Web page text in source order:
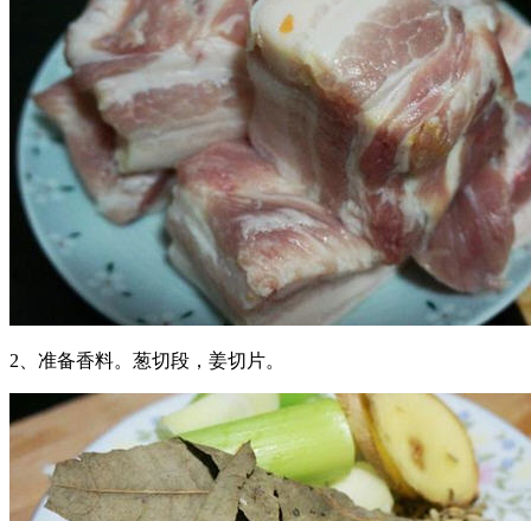
2、准备香料。葱切段，姜切片。